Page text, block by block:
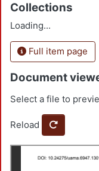
Collections
Loading...
Full item page
Document
Select a file to
Reload